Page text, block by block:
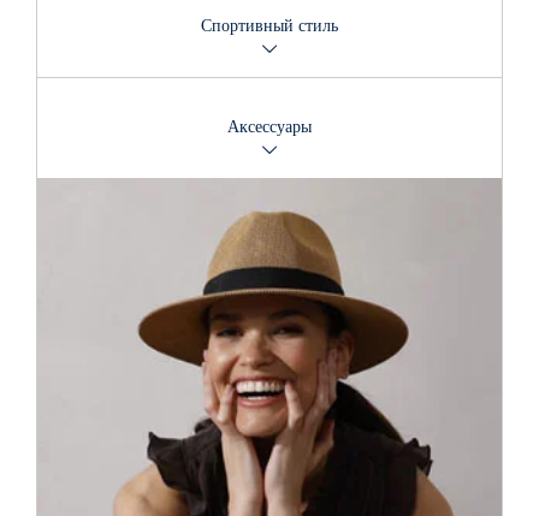
Спортивный стиль
свободного времяпровождения, так и для тренировок.
Аксессуары